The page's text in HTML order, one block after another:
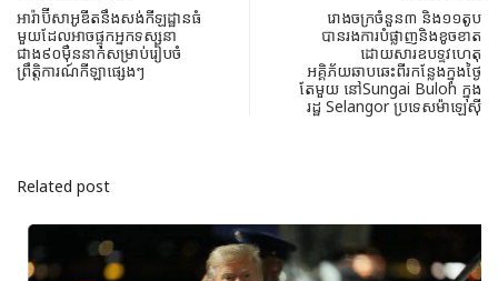
អារ៉ាប៊ីសាអូឌីតនឹងសង់កីឡដ្ឋានធំ
មួយដែលអាចផ្ទុកអ្នកទស្សនា
ជាង៩០ម៉ឺននាក់សម្រាប់រៀបចំ
ព្រឹត្តិការណ៍កីឡាផ្សេងៗ
រោងចក្រចំនួន៣ និង១១តូប
បានរងការបំផ្លាញនិងខូចខាត
ដោយសារឧបទ្ទវហេតុ
អគ្គិភ័យឆាបឆេះពីរកន្លែងក្នុងថ្ងៃ
តែមួយ នៅSungai Buloh ក្នុង
រដ្ឋ Selangor ប្រទេសម៉ាឡេស៊ី
Related post